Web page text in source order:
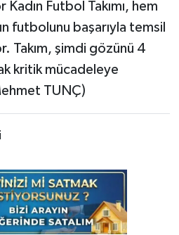
Futbol Takımı, hem
futbolunu başarıyla temsil
Takım, şimdi gözünü 4
kritik mücadeleye
TUNÇ)